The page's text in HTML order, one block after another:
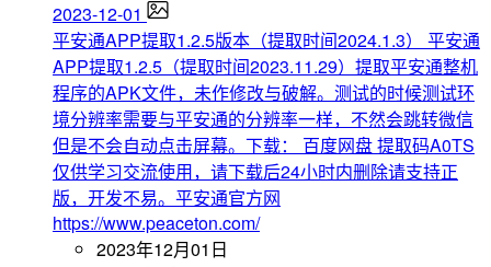
2023-12-01
平安通APP提取1.2.5版本（提取时间2024.1.3） 平安通
APP提取1.2.5（提取时间2023.11.29）提取平安通整机
程序的APK文件，未作修改与破解。测试的时候测试环
境分辨率需要与平安通的分辨率一样，不然会跳转微信
但是不会自动点击屏幕。下载： 百度网盘 提取码A0TS
仅供学习交流使用，请下载后24小时内删除请支持正
版，开发不易。平安通官方网
https://www.peaceton.com/
2023年12月01日